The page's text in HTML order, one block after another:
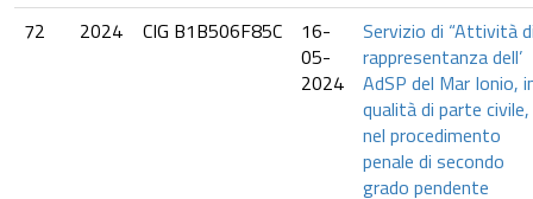
72
2024 CIG B1B506F85C
16-
05-
2024
Servizio di “Attività
rappresentanza dell’
AdSP del Mar Ionio,
qualità di parte civile,
nel procedimento
penale di secondo
grado pendente